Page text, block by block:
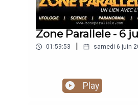
Zone Parallele - 6
01:59:53 samedi 6 juin
Play